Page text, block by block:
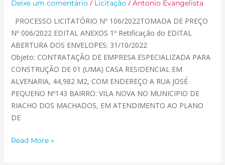
Deixe um comentário / Licitação/ Antonio Evangelista
PROCESSO LICITATÓRIO Nº 106/2022TOMADA DE PREÇO
Nº 006/2022 EDITAL ANEXOS 1º Retificação do EDITAL
ABERTURA DOS ENVELOPES: 31/10/2022
Objeto: CONTRATAÇÃO DE EMPRESA ESPECIALIZADA PARA
CONSTRUÇÃO DE 01 (UMA) CASA RESIDENCIAL EM
ALVENARIA, 44,982 M2, COM ENDEREÇO A RUA JOSÉ
PEQUENO Nº143 BAIRRO: VILA NOVA NO MUNICIPIO DE
RIACHO DOS MACHADOS, EM ATENDIMENTO AO PLANO
DE
Preço
Nº
006/2022
Read More »